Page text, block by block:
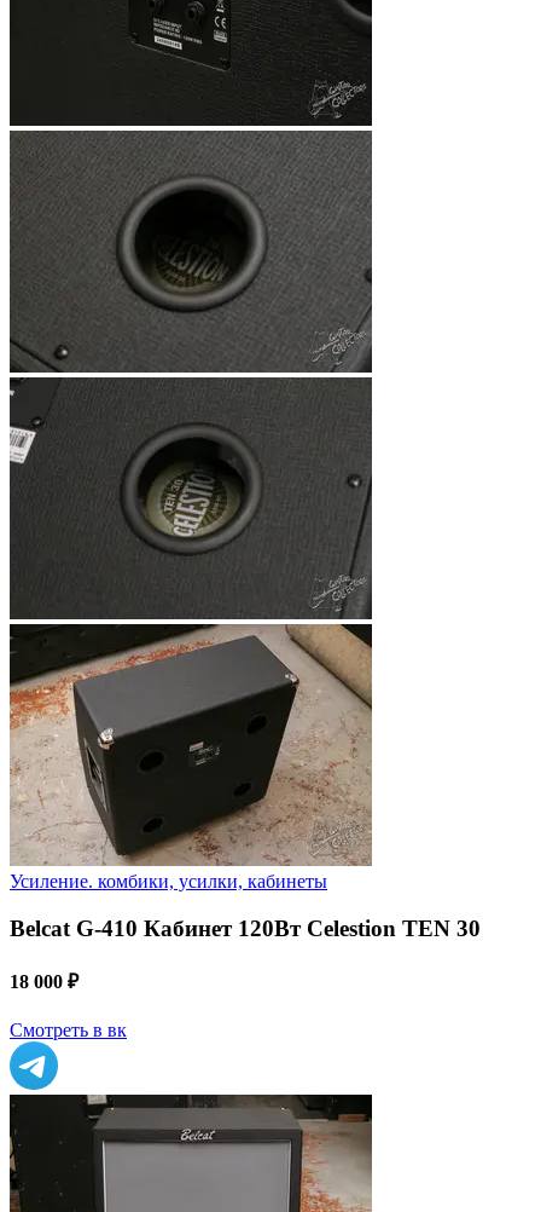
Усиление. комбики, усилки, кабинеты
Belcat G-410 Кабинет 120Вт Celestion TEN 30
18 000 ₽
Смотреть в вк